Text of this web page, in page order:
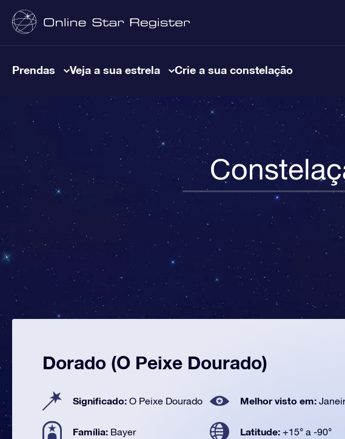
Prendas Veja a sua estrela Crie a sua constelação
Dorado (O Peixe Dourado)
Significado: O Peixe Dourado Melhor visto em:
Família: Bayer Latitude: +15° a -90°